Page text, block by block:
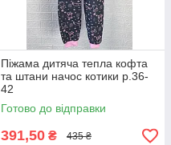
Піжама дитяча тепла кофта
та штани начос котики р.36-
42
Готово до відправки
391,50 ₴ 435 ₴